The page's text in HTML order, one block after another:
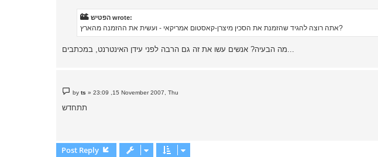
הפטיש wrote:
אתה רוצה להגיד שהזמנת את הסכין מיצרן-קאסטום אמריקאי - ועשית את ההזמנה מהארץ?
P
o
t
byts »23:09 ,15 November 2007, Thu
תתחדש
Post Reply